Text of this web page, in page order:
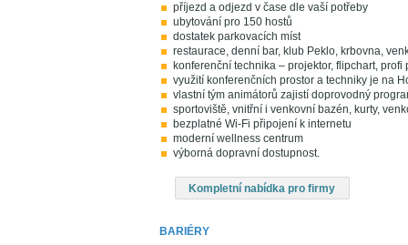
příjezd a odjezd v čase dle vaší potřeby
ubytování pro 150 hostů
dostatek parkovacích míst
restaurace, denní bar, klub Peklo, krbovna,
konferenční technika – projektor, flipchart,
využití konferenčních prostor a techniky je na
vlastní tým animátorů zajistí doprovodný
sportoviště, vnitřní i venkovní bazén, kurty,
bezplatné Wi-Fi připojení k internetu
moderní wellness centrum
výborná dopravní dostupnost.
Kompletní nabídka pro firmy
BARIÉRY